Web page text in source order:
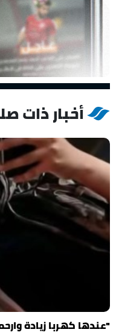
أخبار ذات
"عندها كهربا زيادة